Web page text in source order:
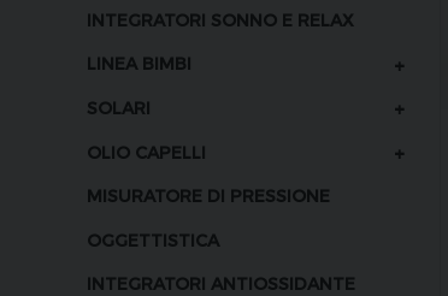
INTEGRATORI SONNO E RELAX
LINEA BIMBI +
SOLARI +
OLIO CAPELLI +
MISURATORE DI PRESSIONE
OGGETTISTICA
INTEGRATORI ANTIOSSIDANTE